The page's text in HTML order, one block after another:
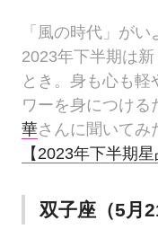
「風の時代」が
2023年下半期は
とき。身も心も
ワーを身につける
華さんに聞いてみ
【2023年下半期星
双子座（5月